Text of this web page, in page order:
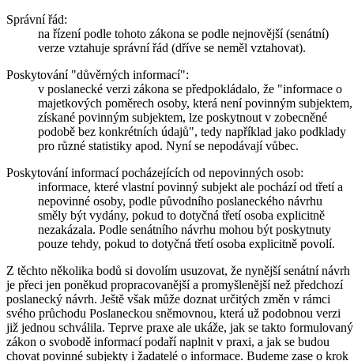
Správní řád:
na řízení podle tohoto zákona se podle nejnovější (senátní)
verze vztahuje správní řád (dříve se neměl vztahovat).
Poskytování "důvěrných informací":
v poslanecké verzi zákona se předpokládalo, že "informace o
majetkových poměrech osoby, která není povinným subjektem,
získané povinným subjektem, lze poskytnout v zobecněné
podobě bez konkrétních údajů", tedy například jako podklady
pro různé statistiky apod. Nyní se nepodávají vůbec.
Poskytování informací pocházejících od nepovinných osob:
informace, které vlastní povinný subjekt ale pochází od třetí a
nepovinné osoby, podle původního poslaneckého návrhu
směly být vydány, pokud to dotyčná třetí osoba explicitně
nezakázala. Podle senátního návrhu mohou být poskytnuty
pouze tehdy, pokud to dotyčná třetí osoba explicitně povolí.
Z těchto několika bodů si dovolím usuzovat, že nynější senátní návrh
je přeci jen poněkud propracovanější a promyšlenější než předchozí
poslanecký návrh. Ještě však může doznat určitých změn v rámci
svého průchodu Poslaneckou sněmovnou, která už podobnou verzi
již jednou schválila. Teprve praxe ale ukáže, jak se takto formulovaný
zákon o svobodě informací podaří naplnit v praxi, a jak se budou
chovat povinné subjekty i žadatelé o informace. Budeme zase o krok